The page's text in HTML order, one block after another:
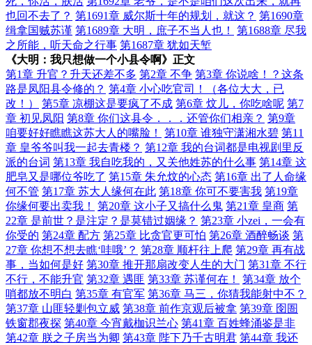
也回不去了？ 第1691章 威尔斯十年的规划，就这？ 第1690章
缉拿国贼苏谨 第1689章 大明，庶子不当人也！
第1688章 尽我
之所能，听天命之行事 第1687章 犹如天堑
《大明：我只想做一个小县令啊》正文
第1章 升官？升天还差不多 第2章 不争 第3章 你说啥！？这条
路是凤阳县令修的？ 第4章 小心吃官司！（各位大大，已
改！）
第5章 凉棚这是要疯了不成 第6章 炆儿，你吃啥呢 第7
章 初见凤阳 第8章 你们这县令．．．还管你们相亲？ 第9章
咱要好好瞧瞧这苏大人的嘴脸！
第10章 谁独守潇湘水碧 第11
章 皇爷爷叫我一起去青楼？ 第12章 我的台词都是电视剧里反
派的台词 第13章 我自吃我的，又关他姓苏的什么事 第14章 这
肥皂又是哪位爷吃了 第15章 朱允炆的心态 第16章 出了人命缘
何不管 第17章 苏大人缘何在此 第18章 你可不要害我 第19章
你缘何要出卖我！
第20章 这小子又搞什么鬼 第21章 皇商 第
22章 是前世？是注定？是莫错过姻缘？ 第23章 小zei，一会有
你受的 第24章 配方 第25章 比贪官更可怕 第26章 酒醉畅谈 第
27章 你想不想去瞧‘哇哦’？ 第28章 顺杆往上爬 第29章 再有战
事，当如何是好 第30章 推开那扇改变人生的大门 第31章 不行
不行，不能升官 第32章 遇匪 第33章 苏谨何在！
第34章 放个
哨都放不明白 第35章 有官军 第36章 马三，你猜我能射中不？
第37章 山匪轻剿包立威 第38章 前作京观后被拿 第39章 囹圄
铁窗郡夜探 第40章 今宵戴枷识兰心 第41章 百姓蜂涌鉴是非
第42章 朕之子房当为卿 第43章 陛下乃千古明君 第44章 我还